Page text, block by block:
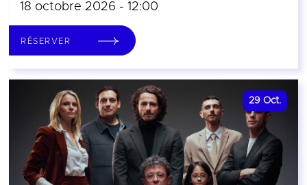
18 octobre 2026 - 12:00
RÉSERVER
29 Oct.